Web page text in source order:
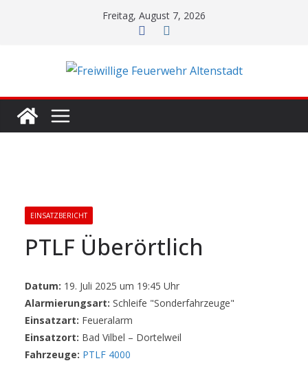
Freitag, August 7, 2026
EINSATZBERICHT
PTLF Überörtlich
Datum: 19. Juli 2025 um 19:45 Uhr
Alarmierungsart: Schleife "Sonderfahrzeuge"
Einsatzart: Feueralarm
Einsatzort: Bad Vilbel – Dortelweil
Fahrzeuge: PTLF 4000